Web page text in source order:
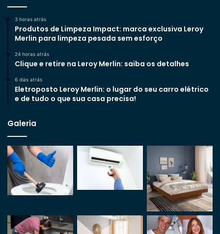
3 horas atrás
Produtos de Limpeza Impact: marca exclusiva Leroy
Merlin para limpeza pesada sem esforço
24 horas atrás
Clique e retire na Leroy Merlin: saiba os detalhes
6 dias atrás
Eletroposto Leroy Merlin: o lugar do seu carro elétrico
e de tudo o que sua casa precisa!
Galeria